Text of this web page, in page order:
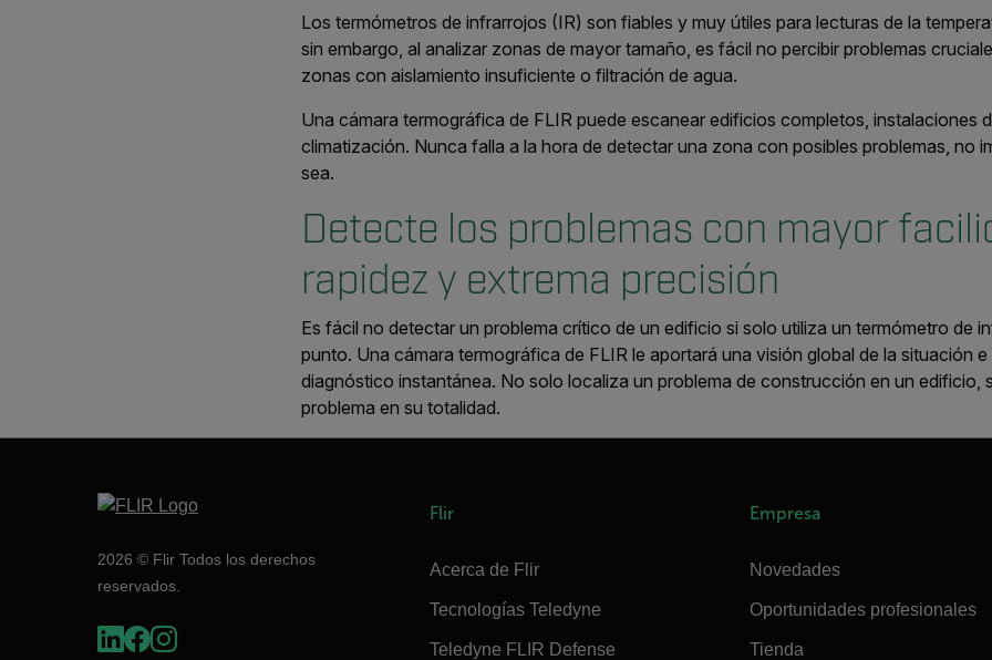
Los termómetros de infrarrojos (IR) son fiables y muy útiles para lecturas de la
sin embargo, al analizar zonas de mayor tamaño, es fácil no percibir problemas
zonas con aislamiento insuficiente o filtración de agua.
Una cámara termográfica de FLIR puede escanear edificios completos, instalaciones
climatización. Nunca falla a la hora de detectar una zona con posibles problemas, no
sea.
Detecte los problemas con mayor
rapidez y extrema precisión
Es fácil no detectar un problema crítico de un edificio si solo utiliza un termómetro de
punto. Una cámara termográfica de FLIR le aportará una visión global de la situación
diagnóstico instantánea. No solo localiza un problema de construcción en un edificio,
problema en su totalidad.
2026 © Flir Todos los derechos
reservados.
Flir
Acerca de Flir
Tecnologías Teledyne
Teledyne FLIR Defense
Empresa
Novedades
Oportunidades profesionales
Tienda